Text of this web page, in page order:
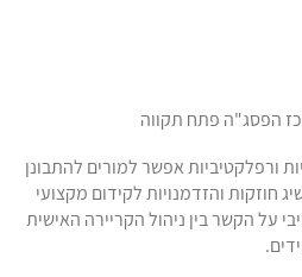
הפסג"ה פתח תקווה
ורפלקטיביות אפשר למורים להתבונן
חוזקות והזדמנויות לקידום מקצועי
על הקשר בין ניהול הקריירה האישית